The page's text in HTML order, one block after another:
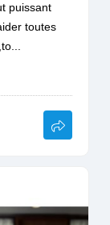
puissant
toutes